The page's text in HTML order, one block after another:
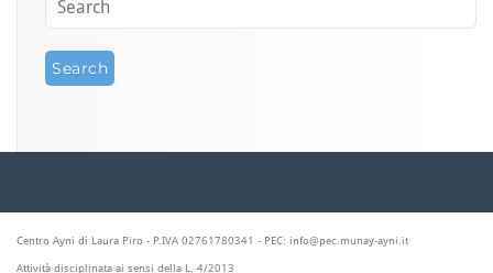
Centro Ayni di Laura Piro - P.IVA 02761780341 - PEC: info@pec.munay-ayni.it
Attività disciplinata ai sensi della L. 4/2013